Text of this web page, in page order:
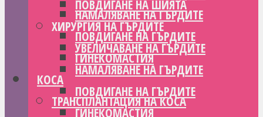
НАМАЛЯВАНЕ НА ГЪРДИТЕ
ПОВДИГАНЕ НА ГЪРДИТЕ
ГИНЕКОМАСТИЯ
КОСА
ТРАНСПЛАНТАЦИЯ НА КОСА
ПОВДИГАНЕ НА ШИЯТА
ХИРУРГИЯ НА ГЪРДИТЕ
УВЕЛИЧАВАНЕ НА ГЪРДИТЕ
НАМАЛЯВАНЕ НА ГЪРДИТЕ
ПОВДИГАНЕ НА ГЪРДИТЕ
ГИНЕКОМАСТИЯ